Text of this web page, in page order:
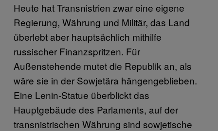
Heute hat Transnistrien zwar eine eigene
Regierung, Währung und Militär, das Land
überlebt aber hauptsächlich mithilfe
russischer Finanzspritzen. Für
Außenstehende mutet die Republik an, als
wäre sie in der Sowjetära hängengeblieben.
Eine Lenin-Statue überblickt das
Hauptgebäude des Parlaments, auf der
transnistrischen Währung sind sowjetische